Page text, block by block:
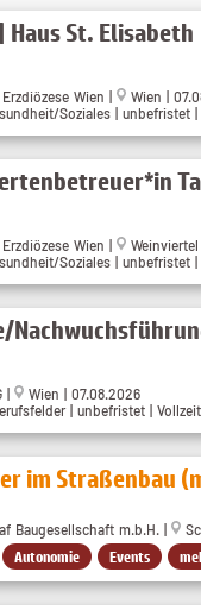
Haus St. Elisabeth
Wien | Wien |
Soziales | unbefristet |
Wien |
Soziales | unbefristet
| Wien | 07.08.2026
| unbefristet | Vollzeit
im Straßenbau
Baugesellschaft m.b.H. |
Autonomie Events